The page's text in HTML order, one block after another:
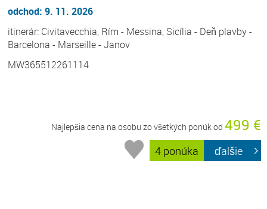
odchod: 9. 11. 2026
itinerár: Civitavecchia, Rím - Messina, Sicília - Deň plavby -
Barcelona - Marseille - Janov
MW365512261114
Najlepšia cena na osobu zo všetkých ponúk od 499 €
4 ponúka ďalšie